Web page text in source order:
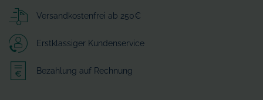
Versandkostenfrei ab 250€
Erstklassiger Kundenservice
Bezahlung auf Rechnung